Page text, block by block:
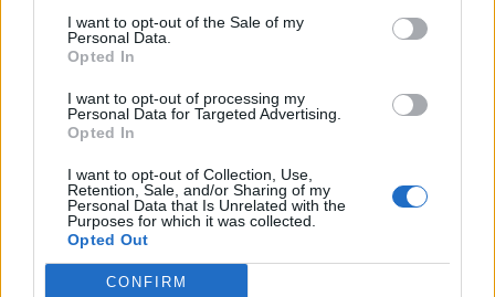
I want to opt-out of the Sale of my
Personal Data.
Opted In
I want to opt-out of processing my
Personal Data for Targeted Advertising.
Opted In
I want to opt-out of Collection, Use,
Retention, Sale, and/or Sharing of my
Personal Data that Is Unrelated with the
Purposes for which it was collected.
Opted Out
CONFIRM
Obsah balenia: 2x výsuv
Nosnosť:
Technológia pohybu: S tlmením
Recenzie produktu
Pre tento produkt neboli pridané žiadne recenzie.